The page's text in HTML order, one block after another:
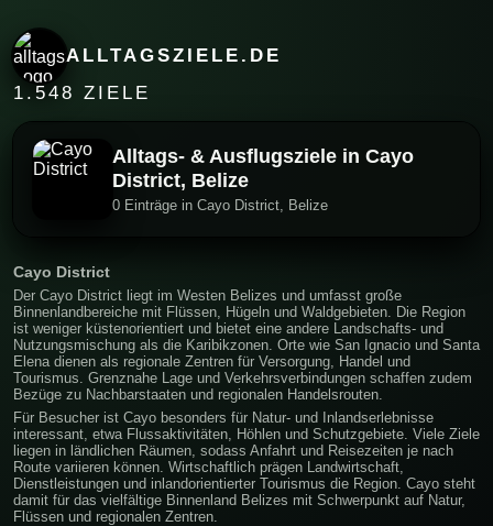
ALLTAGSZIELE.DE
1.548 ZIELE
Alltags- & Ausflugsziele in Cayo
District, Belize
0 Einträge in Cayo District, Belize
Cayo District
Der Cayo District liegt im Westen Belizes und umfasst große
Binnenlandbereiche mit Flüssen, Hügeln und Waldgebieten. Die Region
ist weniger küstenorientiert und bietet eine andere Landschafts- und
Nutzungsmischung als die Karibikzonen. Orte wie San Ignacio und Santa
Elena dienen als regionale Zentren für Versorgung, Handel und
Tourismus. Grenznahe Lage und Verkehrsverbindungen schaffen zudem
Bezüge zu Nachbarstaaten und regionalen Handelsrouten.
Für Besucher ist Cayo besonders für Natur- und Inlandserlebnisse
interessant, etwa Flussaktivitäten, Höhlen und Schutzgebiete. Viele Ziele
liegen in ländlichen Räumen, sodass Anfahrt und Reisezeiten je nach
Route variieren können. Wirtschaftlich prägen Landwirtschaft,
Dienstleistungen und inlandorientierter Tourismus die Region. Cayo steht
damit für das vielfältige Binnenland Belizes mit Schwerpunkt auf Natur,
Flüssen und regionalen Zentren.